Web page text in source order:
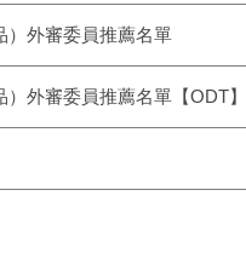
）外審委員推薦名單
外審委員推薦名單【ODT】